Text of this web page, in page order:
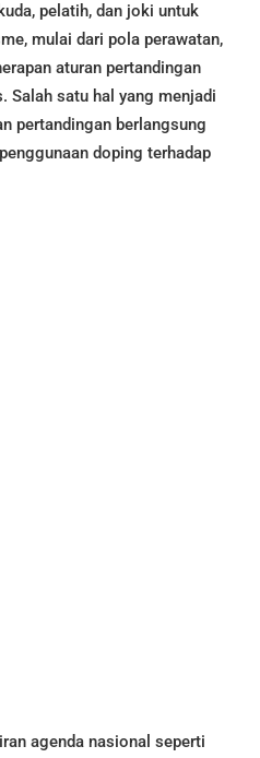
pelatih, dan joki untuk
mulai dari pola perawatan,
aturan pertandingan
Salah satu hal yang menjadi
pertandingan berlangsung
doping terhadap
agenda nasional seperti